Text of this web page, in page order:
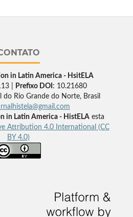
in Latin America - HsitELA
| Prefixo DOI : 10.21680
do Rio Grande do Norte, Brasil
in Latin America - HistELA esta
Attribution 4.0 International (CC
BY 4.0)